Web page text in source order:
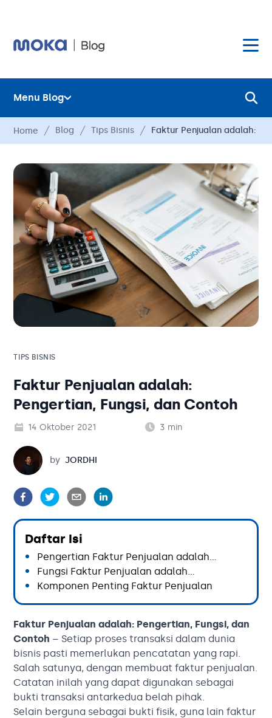
Layanan
Hardware
Harga
Hubungi Kami
Blog
Solusi Bisnis
Tambahan
Menu Blog
Layanan
Hardware
Harga
Hubungi Kami
Blog
Solusi Bisnis
Tambahan
Kategori Blog
Home Blog Tips Bisnis Faktur Penjualan adalah:
TIPS BISNIS
Faktur Penjualan adalah:
Pengertian, Fungsi, dan Contoh
14 Oktober 2021 3 min
Jordhi
by JORDHI
Daftar Isi
Pengertian Faktur Penjualan adalah…
Fungsi Faktur Penjualan adalah…
Komponen Penting Faktur Penjualan
Faktur Penjualan adalah: Pengertian, Fungsi, dan
Contoh –Setiap proses transaksi dalam dunia
bisnis pasti memerlukan pencatatan yang rapi.
Salah satunya, dengan membuat faktur penjualan.
Catatan inilah yang dapat digunakan sebagai
bukti transaksi antarkedua belah pihak.
Selain berguna sebagai bukti fisik, guna lain faktur